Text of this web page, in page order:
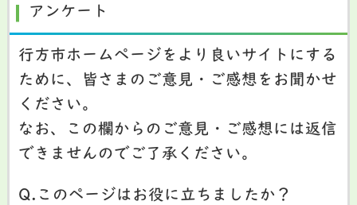
アンケート
行方市ホームページをより良いサイトにする
ために、皆さまのご意見・ご感想をお聞かせ
ください。
なお、この欄からのご意見・ご感想には返信
できませんのでご了承ください。
Q.このページはお役に立ちましたか？